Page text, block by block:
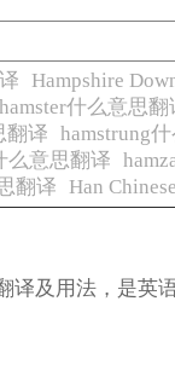
Hampshire
hamster什么意思翻
翻译 hamstrung
么意思翻译
翻译 Han
及用法，是英